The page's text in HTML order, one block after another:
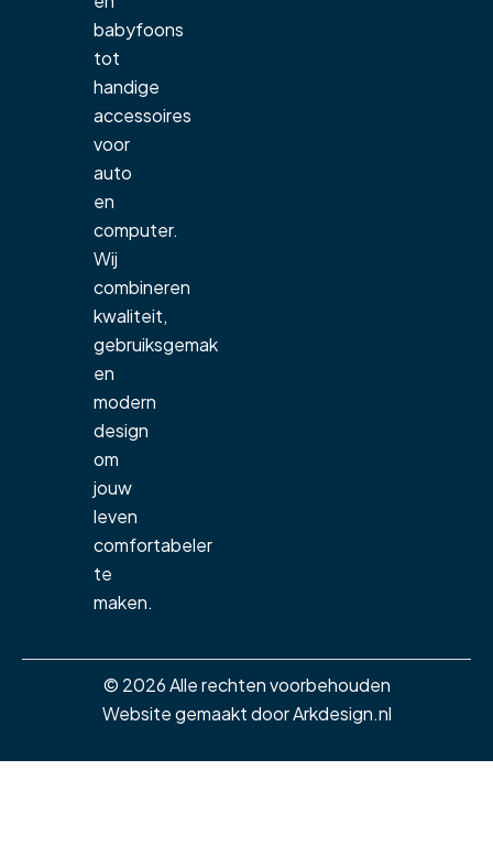
babyfoons
tot
handige
accessoires
voor
auto
en
computer.
Wij
combineren
kwaliteit,
gebruiksgemak
en
modern
design
om
jouw
leven
comfortabeler
te
maken.
© 2026 Alle rechten voorbehouden
Website gemaakt doorArkdesign.nl